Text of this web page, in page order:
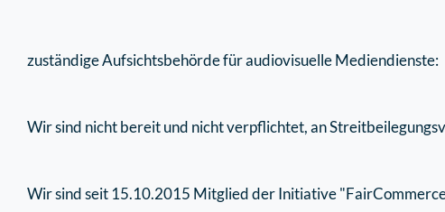
zuständige Aufsichtsbehörde für audiovisuelle Mediendienste:
Wir sind nicht bereit und nicht verpflichtet, an
Wir sind seit 15.10.2015 Mitglied der Initiative